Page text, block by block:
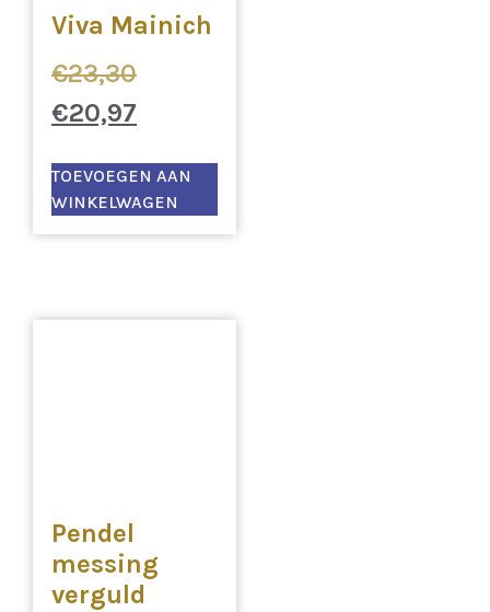
Viva Mainich
€23,30
€20,97
TOEVOEGEN AAN
WINKELWAGEN
Pendel
messing
verguld